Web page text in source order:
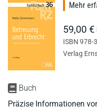
Buch
Präzise Informationen
Mehr
59,00 €
ISBN 978-
Verlag